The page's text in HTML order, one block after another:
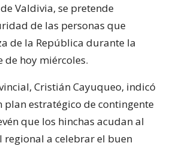
Valdivia, se pretende
de las personas que
de la República durante la
hoy miércoles.
Cristián Cayuqueo, indicó
plan estratégico de contingente
que los hinchas acudan al
regional a celebrar el buen